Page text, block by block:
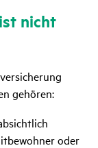
nicht
gehören:
oder